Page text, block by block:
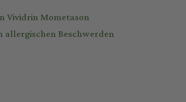
Mometason
Beschwerden